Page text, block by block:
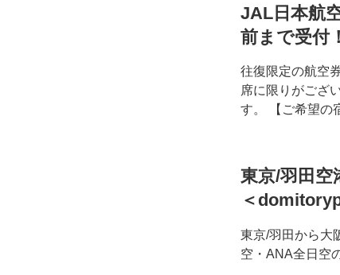
JAL日本航
前まで受付
往復限定の航空
席に限りがござ
す。 【ご希望の
東京/羽田空
＜
東京/羽田から大
空・ANA全日空